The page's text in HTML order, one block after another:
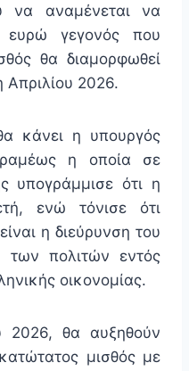
να αναμένεται να
γεγονός που
θα διαμορφωθεί
2026.
κάνει η υπουργός
η οποία σε
υπογράμμισε ότι η
ενώ τόνισε ότι
η διεύρυνση του
των πολιτών εντός
οικονομίας.
2026, θα αυξηθούν
μισθός με